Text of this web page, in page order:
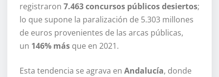
registraron 7.463 concursos públicos desiertos;
lo que supone la paralización de 5.303 millones
de euros provenientes de las arcas públicas,
un 146% más que en 2021.
Esta tendencia se agrava en Andalucía, donde